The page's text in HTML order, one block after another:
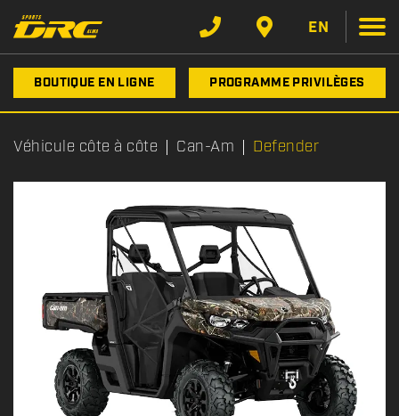
EN
BOUTIQUE EN LIGNE PROGRAMME PRIVILÈGES
Véhicule côte à côte Can-Am Defender